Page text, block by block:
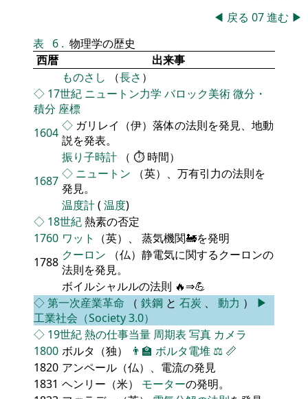
◀ 戻る 07進む ▶
表
6 . 物理学の歴史
西暦
出来事
ものさし （長さ ）
◇ 17世紀 ニュートン力学 バロック美術微分・
積分 座標
1604 ◇ ガリレイ（伊）落体の法則を発見、地動
説を発表。
振り子時計 （ ⏱ 時間）
1687 ◇ ニュートン （英）、万有引力の法則を
発見。
温度計( 温度)
◇ 18世紀熱素の否定
1760 ワット
（英）、 蒸気機関🚂を発明
1788 クーロン （仏）静電気に関するクーロンの
法則を発見。
ボイルシャルルの法則 🔥⇒💪
◇第一次産業革命 （ 鉄鋼 と 石炭 、 動力 ） ▶
工業社会（Society 3.0）
◇ 19世紀熱の仕事当量 周期表 写真 カメラ
1800 ボルタ（独） 👨‍🏫 ボルタ電堆 ⚖️ 📏
1820 アンペール（仏）、電流の発見
1831 ヘンリー（米） モーターの発明。